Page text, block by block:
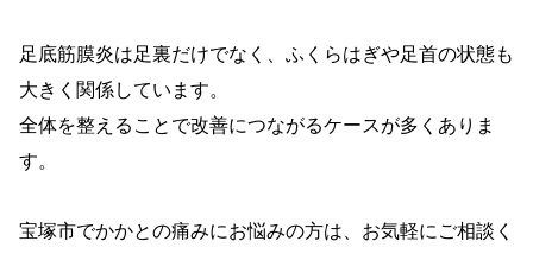
足底筋膜炎は足裏だけでなく、ふくらはぎや足首の状態も
大きく関係しています。
全体を整えることで改善につながるケースが多くありま
す。
宝塚市でかかとの痛みにお悩みの方は、お気軽にご相談く